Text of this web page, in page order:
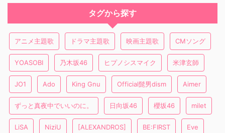
タグから探す
アニメ主題歌 ドラマ主題歌 映画主題歌 CMソング
YOASOBI 乃木坂46 ヒプノシスマイク 米津玄師
JO1 Ado King Gnu Official髭男dism Aimer
ずっと真夜中でいいのに。 日向坂46 櫻坂46 milet
LiSA NiziU [ALEXANDROS] BE:FIRST Eve